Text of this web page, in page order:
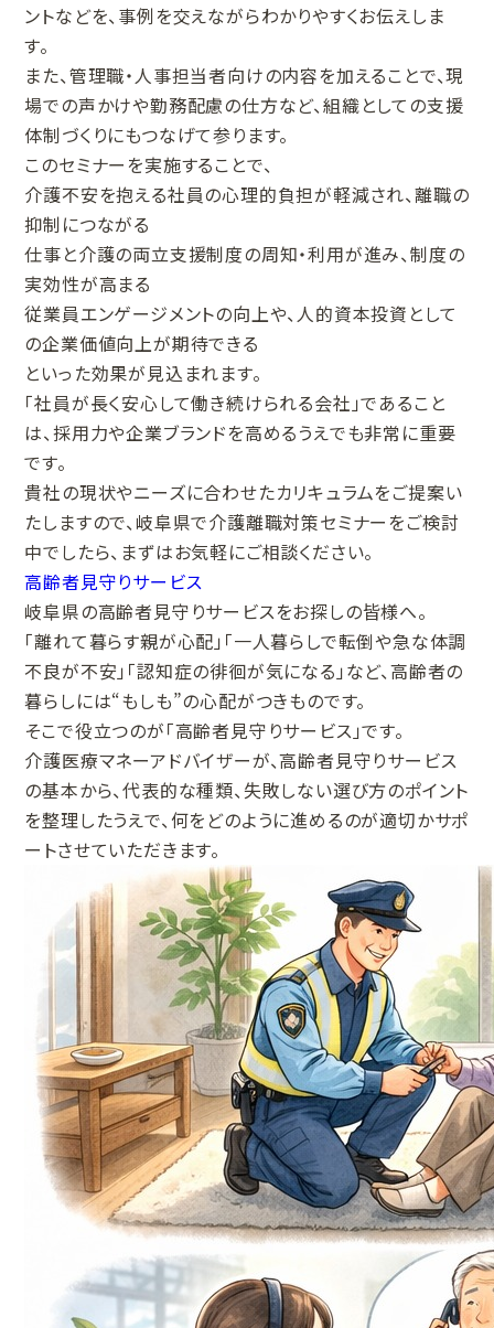
ントなどを、事例を交えながらわかりやすくお伝えしま
す。
また、管理職・人事担当者向けの内容を加えることで、現
場での声かけや勤務配慮の仕方など、組織としての支援
体制づくりにもつなげて参ります。
このセミナーを実施することで、
介護不安を抱える社員の心理的負担が軽減され、離職の
抑制につながる
仕事と介護の両立支援制度の周知・利用が進み、制度の
実効性が高まる
従業員エンゲージメントの向上や、人的資本投資として
の企業価値向上が期待できる
といった効果が見込まれます。
「社員が長く安心して働き続けられる会社」であること
は、採用力や企業ブランドを高めるうえでも非常に重要
です。
貴社の現状やニーズに合わせたカリキュラムをご提案い
たしますので、岐阜県で介護離職対策セミナーをご検討
中でしたら、まずはお気軽にご相談ください。
高齢者見守りサービス
岐阜県の高齢者見守りサービスをお探しの皆様へ。
「離れて暮らす親が心配」「一人暮らしで転倒や急な体調
不良が不安」「認知症の徘徊が気になる」など、高齢者の
暮らしには“もしも”の心配がつきものです。
そこで役立つのが「高齢者見守りサービス」です。
介護医療マネーアドバイザーが、高齢者見守りサービス
の基本から、代表的な種類、失敗しない選び方のポイント
を整理したうえで、何をどのように進めるのが適切かサポ
ートさせていただきます。